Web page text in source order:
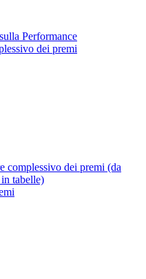
Performance
dei premi
complessivo dei premi (da
tabelle)